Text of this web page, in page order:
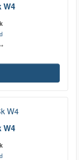
W4
W4